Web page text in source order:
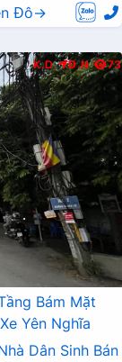
Đô→
K.D Đ.N 73
Bám Mặt
Yên Nghĩa
Dân Sinh Bán